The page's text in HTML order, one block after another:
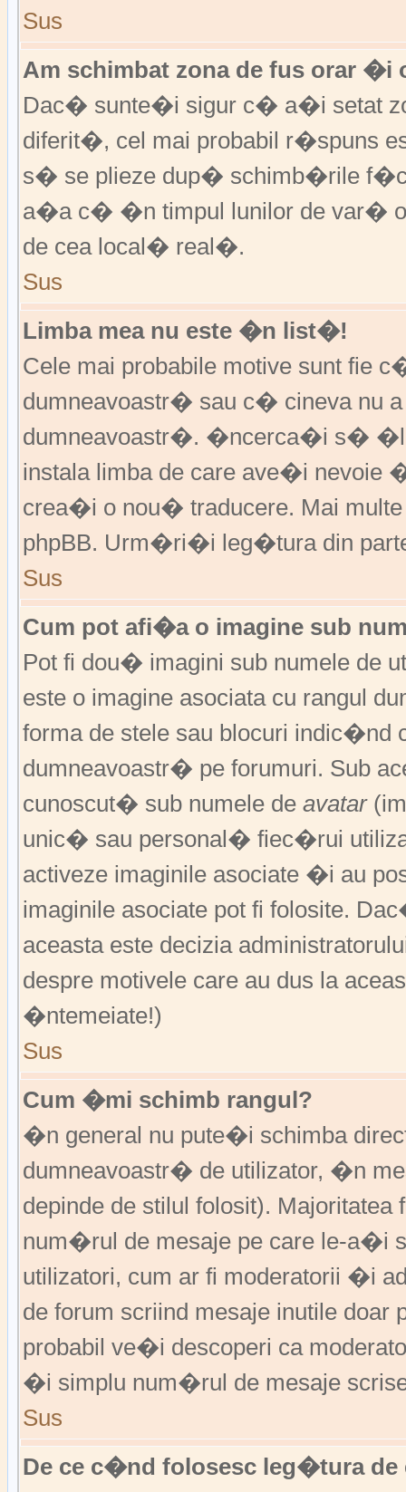
Sus
Am schimbat zona de fus orar �i
Dac� sunte�i sigur c� a�i setat
diferit�, cel mai probabil r�spuns
s� se plieze dup� schimb�rile
a�a c� �n timpul lunilor de var�
de cea local� real�.
Sus
Limba mea nu este �n list�!
Cele mai probabile motive sunt fie
dumneavoastr� sau c� cineva nu
dumneavoastr�. �ncerca�i s� �l
instala limba de care ave�i
crea�i o nou� traducere. Mai
phpBB. Urm�ri�i leg�tura din
Sus
Cum pot afi�a o imagine sub
Pot fi dou� imagini sub numele de
este o imagine asociata cu rangul
forma de stele sau blocuri
dumneavoastr� pe forumuri. Sub
cunoscut� sub numele de avatar
unic� sau personal� fiec�rui
activeze imaginile asociate �i au
imaginile asociate pot fi folosite.
aceasta este decizia
despre motivele care au dus la
�ntemeiate!)
Sus
Cum �mi schimb rangul?
�n general nu pute�i schimba
dumneavoastr� de utilizator, �n
depinde de stilul folosit).
num�rul de mesaje pe care le-a�i
utilizatori, cum ar fi moderatorii �i
de forum scriind mesaje inutile
probabil ve�i descoperi ca
�i simplu num�rul de mesaje
Sus
De ce c�nd folosesc leg�tura